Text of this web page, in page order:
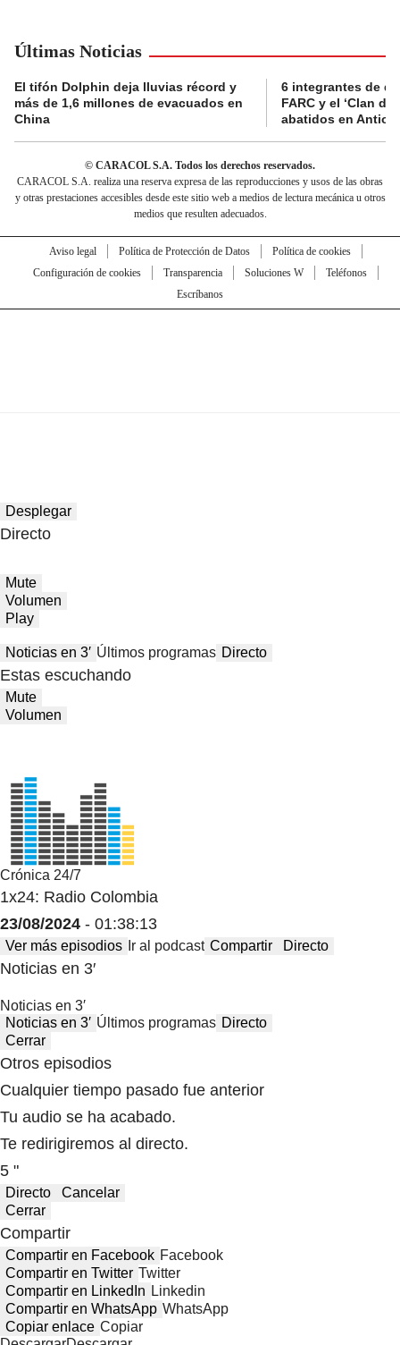
Últimas Noticias
El tifón Dolphin deja lluvias récord y
más de 1,6 millones de evacuados en
China
6 integrantes de
FARC y el ‘Clan
abatidos en
© CARACOL S.A. Todos los derechos reservados.
CARACOL S.A. realiza una reserva expresa de las reproducciones y usos de las obras
y otras prestaciones accesibles desde este sitio web a medios de lectura mecánica u otros
medios que resulten adecuados.
Aviso legal Política de Protección de Datos
Política de cookies
Configuración de cookies
Transparencia Soluciones W
Teléfonos
Escríbanos
Desplegar
Directo
Mute
Volumen
Play
Noticias en 3′ Últimos programas Directo
Estas escuchando
Mute
Volumen
Crónica 24/7
1x24: Radio Colombia
23/08/2024 - 01:38:13
Ver más episodios Ir al podcast Compartir Directo
Noticias en 3′
Noticias en 3′
Noticias en 3′ Últimos programas Directo
Cerrar
Otros episodios
Cualquier tiempo pasado fue anterior
Tu audio se ha acabado.
Te redirigiremos al directo.
5 "
Directo
Cancelar
Cerrar
Compartir
Compartir en Facebook Facebook
Compartir en Twitter Twitter
Compartir en LinkedIn Linkedin
Compartir en WhatsApp WhatsApp
Copiar enlace Copiar